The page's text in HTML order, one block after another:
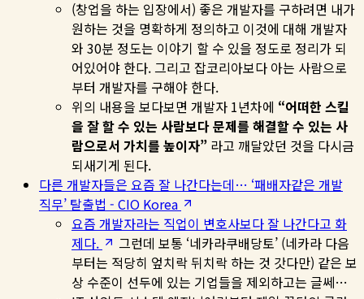
(창업을 하는 입장에서) 좋은 개발자를 구하려면 내가
원하는 것을 명확하게 정의하고 이것에 대해 개발자
와 30분 정도는 이야기 할 수 있을 정도로 정리가 되
어있어야 한다. 그리고 잡코리아보다 아는 사람으로
부터 개발자를 구해야 한다.
위의 내용을 보다보면 개발자 1년차에 “어떠한 스킬
을 잘 할 수 있는 사람보다 문제를 해결할 수 있는 사
람으로서 가치를 높이자” 라고 깨달았던 것을 다시금
되새기게 된다.
다른 개발자들은 요즘 잘 나간다는데… ‘패배자같은 개발
직무’ 탈출법 - CIO Korea
요즘 개발자라는 직업이 변호사보다 잘 나간다고 화
제다.
그런데 보통 ‘네카라쿠배당토’ (네카라 다음
부터는 적당히 엎치락 뒤치락 하는 것 갓다만) 같은 보
상 수준이 선두에 있는 기업들을 제외하고는 글쎄…